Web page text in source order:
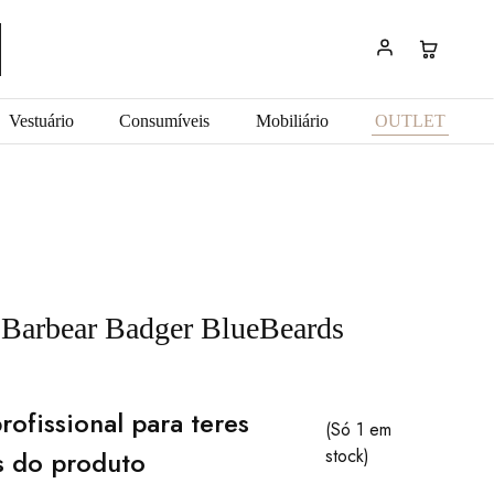
Vestuário Consumíveis Mobiliário OUTLET
Badger BlueBeards
para teres
do produto
(Só 1 em
stock)